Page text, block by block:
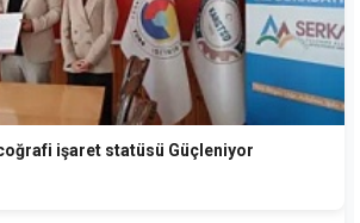
işaret statüsü Güçleniyor